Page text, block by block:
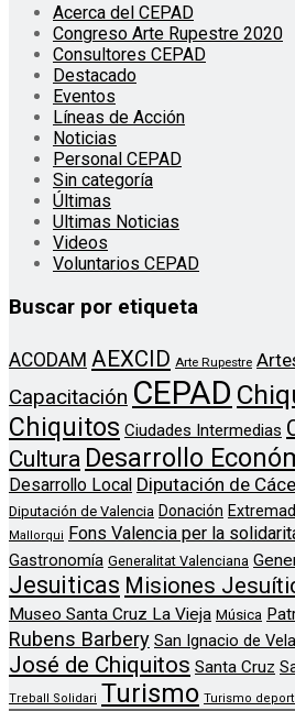
Acerca del CEPAD
Congreso Arte Rupestre 2020
Consultores CEPAD
Destacado
Eventos
Líneas de Acción
Noticias
Personal CEPAD
Sin categoría
Últimas
Ultimas Noticias
Videos
Voluntarios CEPAD
Buscar por etiqueta
ACODAM AEXCID Arte Rupestre
Capacitación CEPAD
Chiquitos Ciudades Intermedias
Cultura Desarrollo
Desarrollo Local Diputación de
Diputación de Valencia Donación
Mallorqui
Fons Valencia per la
Gastronomía Generalitat Valenciana
Jesuiticas Misiones
Museo Santa Cruz La Vieja Música
Rubens Barbery San Ignacio de
José de Chiquitos Santa Cruz
Treball Solidari Turismo Turismo